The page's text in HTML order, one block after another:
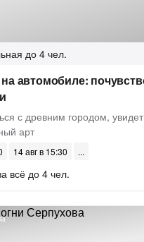
до 4 чел.
автомобиле:
с древним городом,
арт
14 авг в 15:30
всё до 4 чел.